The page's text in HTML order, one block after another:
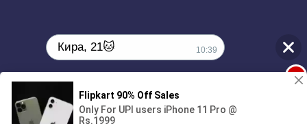
00:00
Кира, 21🐱 10:39
1